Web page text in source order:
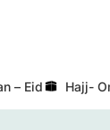
– Eid Hajj-